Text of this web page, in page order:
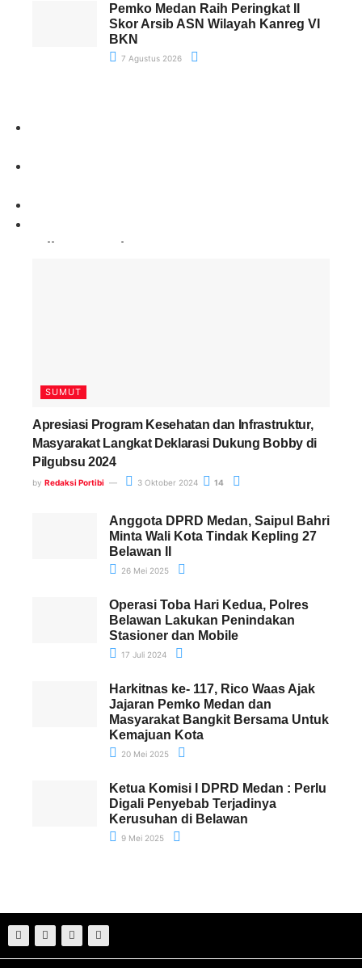
Pemko Medan Raih Peringkat II
Skor Arsib ASN Wilayah Kanreg VI
BKN
7 Agustus 2026
Paling Banyak Komentar
SUMUT
Apresiasi Program Kesehatan dan Infrastruktur,
Masyarakat Langkat Deklarasi Dukung Bobby di
Pilgubsu 2024
by Redaksi Portibi 3 Oktober 2024 14
Anggota DPRD Medan, Saipul Bahri
Minta Wali Kota Tindak Kepling 27
Belawan II
26 Mei 2025
Operasi Toba Hari Kedua, Polres
Belawan Lakukan Penindakan
Stasioner dan Mobile
17 Juli 2024
Harkitnas ke- 117, Rico Waas Ajak
Jajaran Pemko Medan dan
Masyarakat Bangkit Bersama Untuk
Kemajuan Kota
20 Mei 2025
Ketua Komisi I DPRD Medan : Perlu
Digali Penyebab Terjadinya
Kerusuhan di Belawan
9 Mei 2025